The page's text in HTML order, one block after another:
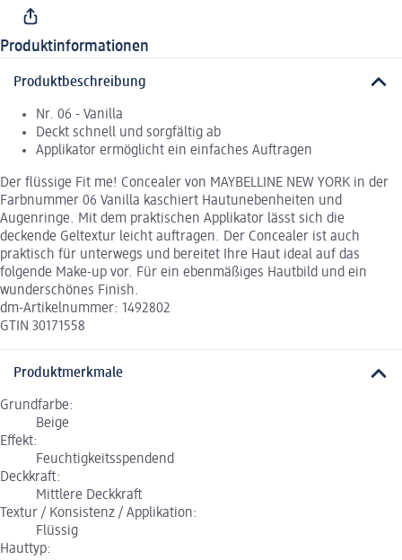
Produktinformationen
Produktbeschreibung
Nr. 06 - Vanilla
Deckt schnell und sorgfältig ab
Applikator ermöglicht ein einfaches Auftragen
Der flüssige Fit me! Concealer von MAYBELLINE NEW YORK in der
Farbnummer 06 Vanilla kaschiert Hautunebenheiten und
Augenringe. Mit dem praktischen Applikator lässt sich die
deckende Geltextur leicht auftragen. Der Concealer ist auch
praktisch für unterwegs und bereitet Ihre Haut ideal auf das
folgende Make-up vor. Für ein ebenmäßiges Hautbild und ein
wunderschönes Finish.
dm-Artikelnummer: 1492802
GTIN 30171558
Produktmerkmale
Grundfarbe:
Beige
Effekt:
Feuchtigkeitsspendend
Deckkraft:
Mittlere Deckkraft
Textur / Konsistenz / Applikation:
Flüssig
Hauttyp: